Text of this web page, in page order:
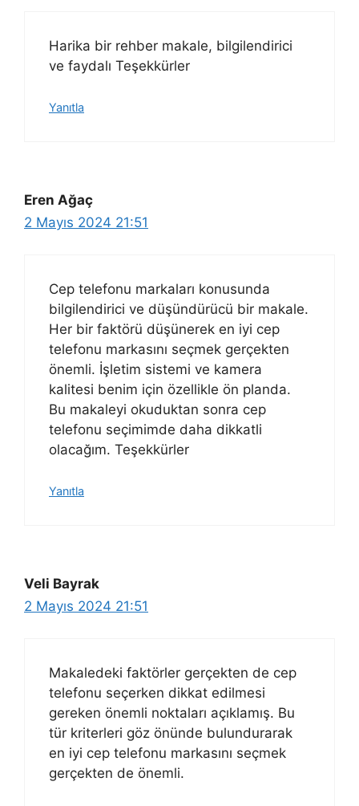
Harika bir rehber makale, bilgilendirici
ve faydalı Teşekkürler
Yanıtla
Eren Ağaç
2 Mayıs 2024 21:51
Cep telefonu markaları konusunda
bilgilendirici ve düşündürücü bir makale.
Her bir faktörü düşünerek en iyi cep
telefonu markasını seçmek gerçekten
önemli. İşletim sistemi ve kamera
kalitesi benim için özellikle ön planda.
Bu makaleyi okuduktan sonra cep
telefonu seçimimde daha dikkatli
olacağım. Teşekkürler
Yanıtla
Veli Bayrak
2 Mayıs 2024 21:51
Makaledeki faktörler gerçekten de cep
telefonu seçerken dikkat edilmesi
gereken önemli noktaları açıklamış. Bu
tür kriterleri göz önünde bulundurarak
en iyi cep telefonu markasını seçmek
gerçekten de önemli.